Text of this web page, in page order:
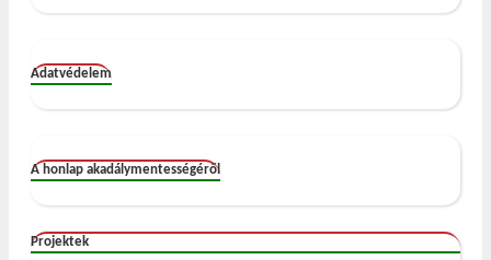
Adatvédelem
A honlap akadálymentességéről
Projektek